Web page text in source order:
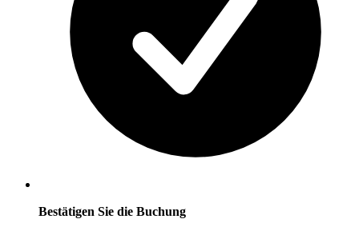
Bestätigen Sie die Buchung